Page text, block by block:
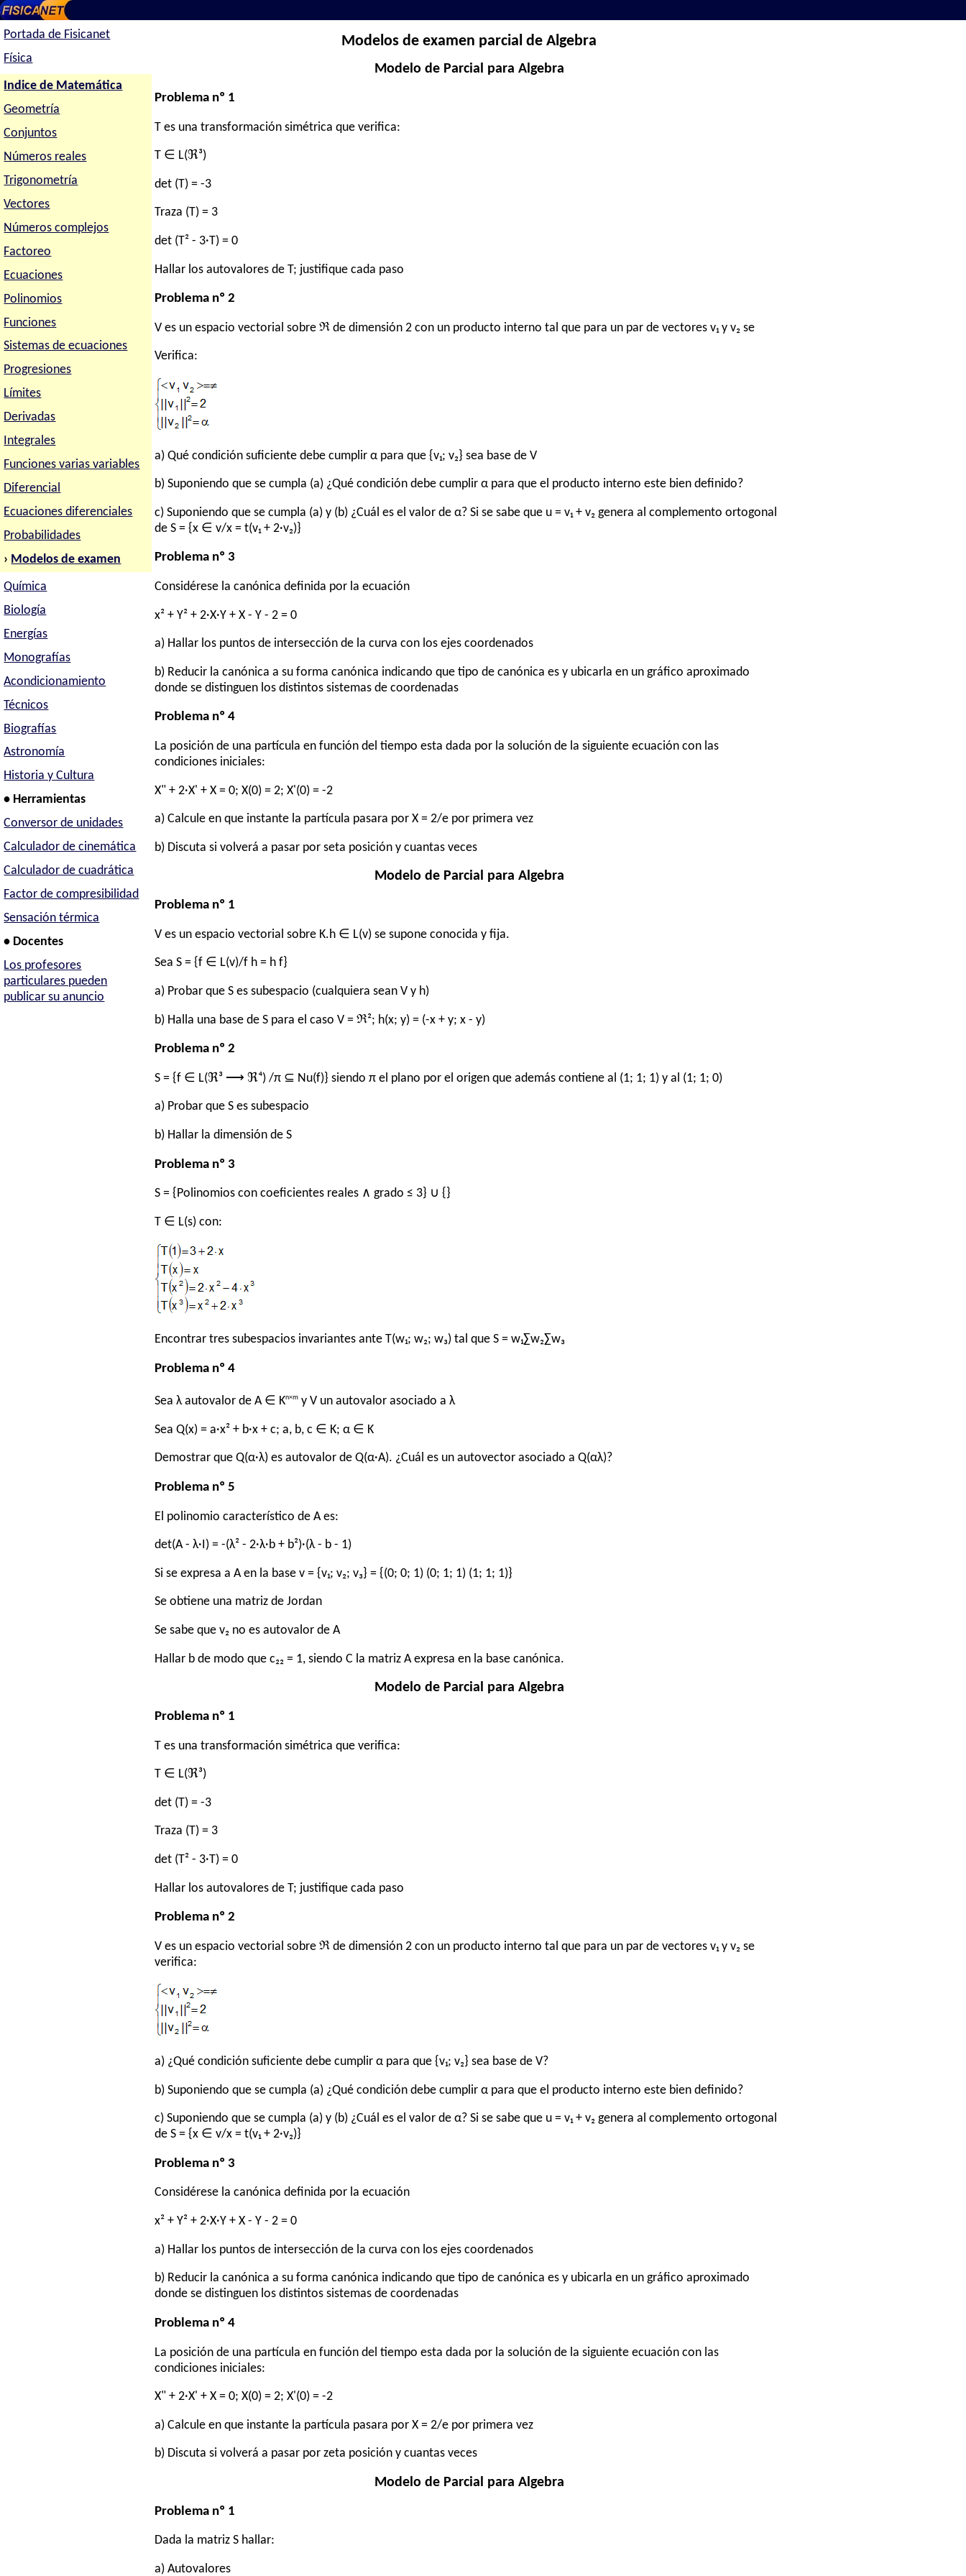
Portada de Fisicanet
Física
Indice de Matemática
Geometría
Conjuntos
Números reales
Trigonometría
Vectores
Números complejos
Factoreo
Ecuaciones
Polinomios
Funciones
Sistemas de ecuaciones
Progresiones
Límites
Derivadas
Integrales
Funciones varias variables
Diferencial
Ecuaciones diferenciales
Probabilidades
› Modelos de examen
Química
Biología
Energías
Monografías
Acondicionamiento
Técnicos
Biografías
Astronomía
Historia y Cultura
• Herramientas
Conversor de unidades
Calculador de cinemática
Calculador de cuadrática
Factor de compresibilidad
Sensación térmica
• Docentes
Los profesores
particulares pueden
publicar su anuncio
Modelos de examen parcial de Algebra
Modelo de Parcial para Algebra
Problema nº 1
T es una transformación simétrica que verifica:
T ∈ L(ℜ³)
det (T) = -3
Traza (T) = 3
det (T² - 3·T) = 0
Hallar los autovalores de T; justifique cada paso
Problema nº 2
V es un espacio vectorial sobre ℜ de dimensión 2 con un producto interno tal que para un par de vectores v₁ y v₂ se
Verifica:
a) Qué condición suficiente debe cumplir α para que {v₁; v₂} sea base de V
b) Suponiendo que se cumpla (a) ¿Qué condición debe cumplir α para que el producto interno este bien definido?
c) Suponiendo que se cumpla (a) y (b) ¿Cuál es el valor de α? Si se sabe que u = v₁ + v₂ genera al complemento ortogonal
de S = {x ∈ v/x = t(v₁ + 2·v₂)}
Problema nº 3
Considérese la canónica definida por la ecuación
x² + Y² + 2·X·Y + X - Y - 2 = 0
a) Hallar los puntos de intersección de la curva con los ejes coordenados
b) Reducir la canónica a su forma canónica indicando que tipo de canónica es y ubicarla en un gráfico aproximado
donde se distinguen los distintos sistemas de coordenadas
Problema nº 4
La posición de una partícula en función del tiempo esta dada por la solución de la siguiente ecuación con las
condiciones iniciales:
X" + 2·X' + X = 0; X(0) = 2; X'(0) = -2
a) Calcule en que instante la partícula pasara por X = 2/e por primera vez
b) Discuta si volverá a pasar por seta posición y cuantas veces
Modelo de Parcial para Algebra
Problema nº 1
V es un espacio vectorial sobre K.h ∈ L(v) se supone conocida y fija.
Sea S = {f ∈ L(v)/f h = h f}
a) Probar que S es subespacio (cualquiera sean V y h)
b) Halla una base de S para el caso V = ℜ²; h(x; y) = (-x + y; x - y)
Problema nº 2
S = {f ∈ L(ℜ³ ⟶ ℜ⁴) /π ⊆ Nu(f)} siendo π el plano por el origen que además contiene al (1; 1; 1) y al (1; 1; 0)
a) Probar que S es subespacio
b) Hallar la dimensión de S
Problema nº 3
S = {Polinomios con coeficientes reales ∧ grado ≤ 3} ∪ {}
T ∈ L(s) con:
Encontrar tres subespacios invariantes ante T(w₁; w₂; w₃) tal que S = w₁∑w₂∑w₃
Problema nº 4
Sea λ autovalor de A ∈ Kn×m y V un autovalor asociado a λ
Sea Q(x) = a·x² + b·x + c; a, b, c ∈ K; α ∈ K
Demostrar que Q(α·λ) es autovalor de Q(α·A). ¿Cuál es un autovector asociado a Q(αλ)?
Problema nº 5
El polinomio característico de A es:
det(A - λ·I) = -(λ² - 2·λ·b + b²)·(λ - b - 1)
Si se expresa a A en la base v = {v₁; v₂; v₃} = {(0; 0; 1) (0; 1; 1) (1; 1; 1)}
Se obtiene una matriz de Jordan
Se sabe que v₂ no es autovalor de A
Hallar b de modo que c₂₂ = 1, siendo C la matriz A expresa en la base canónica.
Modelo de Parcial para Algebra
Problema nº 1
T es una transformación simétrica que verifica:
T ∈ L(ℜ³)
det (T) = -3
Traza (T) = 3
det (T² - 3·T) = 0
Hallar los autovalores de T; justifique cada paso
Problema nº 2
V es un espacio vectorial sobre ℜ de dimensión 2 con un producto interno tal que para un par de vectores v₁ y v₂ se
verifica:
a) ¿Qué condición suficiente debe cumplir α para que {v₁; v₂} sea base de V?
b) Suponiendo que se cumpla (a) ¿Qué condición debe cumplir α para que el producto interno este bien definido?
c) Suponiendo que se cumpla (a) y (b) ¿Cuál es el valor de α? Si se sabe que u = v₁ + v₂ genera al complemento ortogonal
de S = {x ∈ v/x = t(v₁ + 2·v₂)}
Problema nº 3
Considérese la canónica definida por la ecuación
x² + Y² + 2·X·Y + X - Y - 2 = 0
a) Hallar los puntos de intersección de la curva con los ejes coordenados
b) Reducir la canónica a su forma canónica indicando que tipo de canónica es y ubicarla en un gráfico aproximado
donde se distinguen los distintos sistemas de coordenadas
Problema nº 4
La posición de una partícula en función del tiempo esta dada por la solución de la siguiente ecuación con las
condiciones iniciales:
X" + 2·X' + X = 0; X(0) = 2; X'(0) = -2
a) Calcule en que instante la partícula pasara por X = 2/e por primera vez
b) Discuta si volverá a pasar por zeta posición y cuantas veces
Modelo de Parcial para Algebra
Problema nº 1
Dada la matriz S hallar:
a) Autovalores